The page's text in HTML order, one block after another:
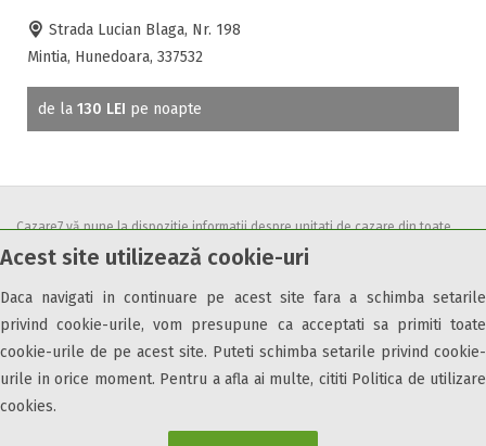
Acest site utilizează cookie-uri
Daca navigati in continuare pe acest site fara a schimba setarile
privind cookie-urile, vom presupune ca acceptati sa primiti toate
cookie-urile de pe acest site. Puteti schimba setarile privind cookie-
urile in orice moment. Pentru a afla ai multe, cititi Politica de utilizare
cookies.
Strada Lucian Blaga, Nr. 198
Mintia, Hunedoara, 337532
de la 130 LEI pe noapte
Cazare7 vă pune la dispozitie informatii despre unitati de cazare din toate
zonele turistice, oferte speciale, rezervari online.
condițiilede utilizare.